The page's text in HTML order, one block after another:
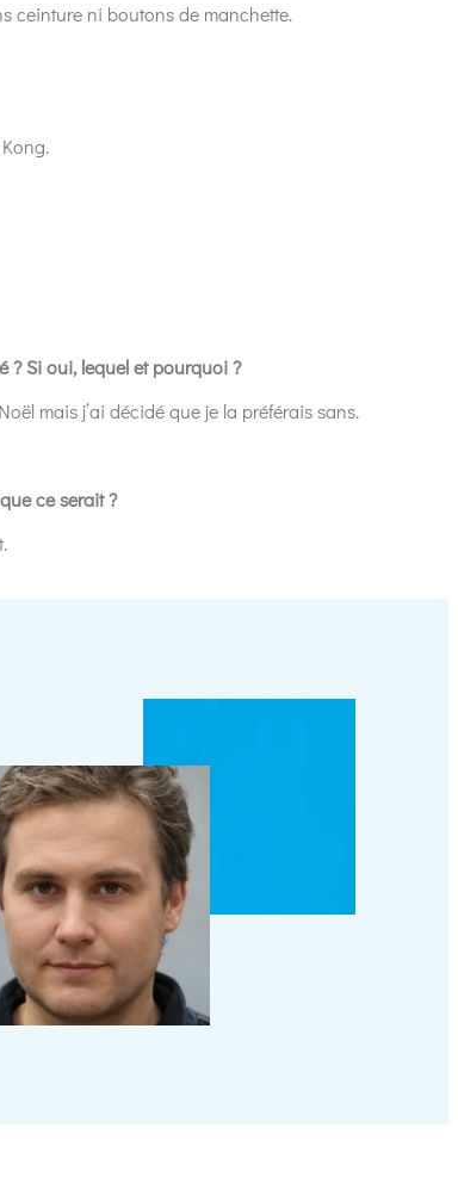
ceinture ni boutons de manchette.
? Si oui, lequel et pourquoi ?
mais j’ai décidé que je la préférais sans.
ce serait ?